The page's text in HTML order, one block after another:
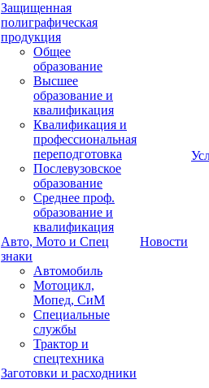
Защищенная
полиграфическая
продукция
Общее
образование
Высшее
образование и
квалификация
Квалификация и
профессиональная
переподготовка
Послевузовское
образование
Среднее проф.
образование и
квалификация
Авто, Мото и Спец
знаки
Автомобиль
Мотоцикл,
Мопед, СиМ
Специальные
службы
Трактор и
спецтехника
Заготовки и расходники
Новости